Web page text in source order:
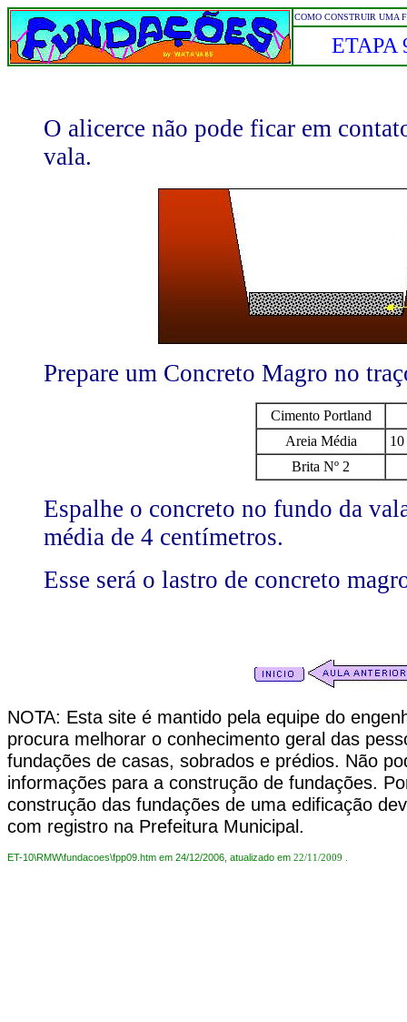
COMO CONSTRUIR UMA
ETAPA
O alicerce não pode ficar em
vala.
Prepare um Concreto Magro no
Cimento Portland
Areia Média
Brita Nº 2
Espalhe o concreto no fundo da
média de 4 centímetros.
Esse será o lastro de concreto
NOTA: Esta site é mantido pela equipe do
procura melhorar o conhecimento geral das
fundações de casas, sobrados e prédios. Não
informações para a construção de fundações.
construção das fundações de uma edificação
com registro na Prefeitura Municipal.
ET-10\RMW\fundacoes\fpp09.htm em 24/12/2006, atualizado em 22/11/2009